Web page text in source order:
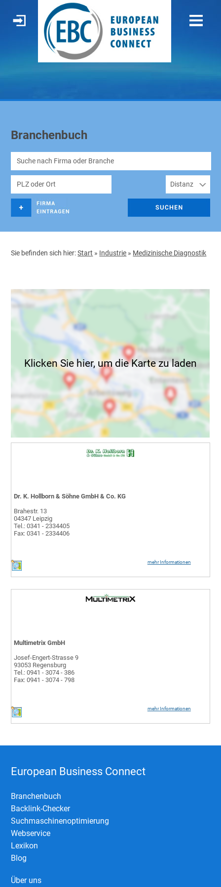
Branchenbuch
Sie befinden sich hier:Start » Industrie » Medizinische Diagnostik
Klicken Sie hier, um die Karte zu laden
mehr Informationen
Dr. K. Hollborn & Söhne GmbH & Co. KG
Brahestr. 13
04347 Leipzig
Tel.: 0341 - 2334405
Fax: 0341 - 2334406
mehr Informationen
Multimetrix GmbH
Josef-Engert-Strasse 9
93053 Regensburg
Tel.: 0941 - 3074 - 386
Fax: 0941 - 3074 - 798
European Business Connect
Branchenbuch
Backlink-Checker
Suchmaschinenoptimierung
Webservice
Lexikon
Blog
Über uns